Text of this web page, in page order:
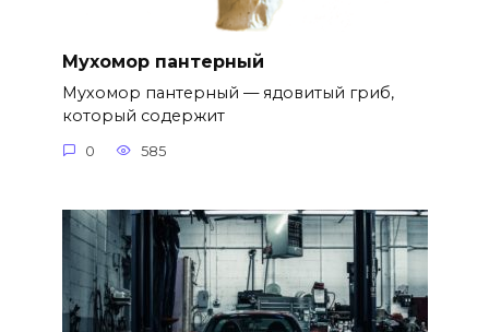
Мухомор пантерный
Мухомор пантерный — ядовитый гриб,
который содержит
0 585